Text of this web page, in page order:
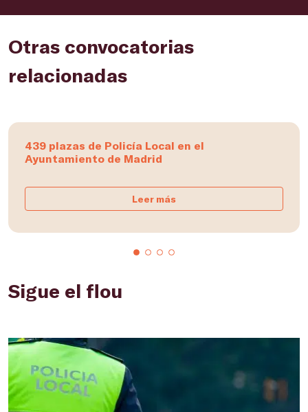
Otras convocatorias
relacionadas
439 plazas de Policía Local en el
Ayuntamiento de Madrid
Leer más
Sigue el flou